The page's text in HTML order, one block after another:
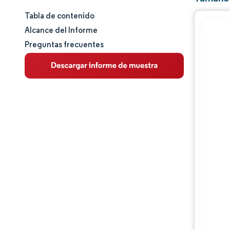
Tamaño y cuota de mercado
Análisis de mercado
Tendencias e ideas
Tabla de contenido
Alcance del Informe
Preguntas frecuentes